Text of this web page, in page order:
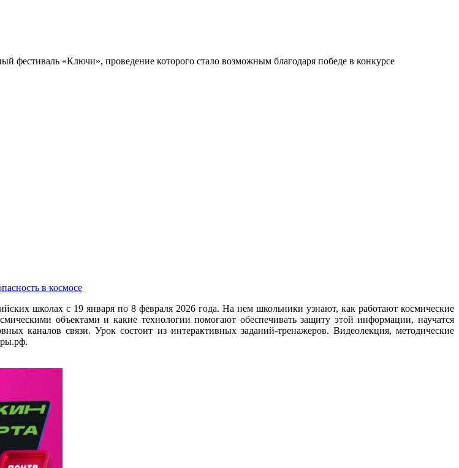
фестиваль «Ключи», проведение которого стало возможным благодаря победе в конкурсе
в космосе
школах с 19 января по 8 февраля 2026 года. На нем школьники узнают, как работают космические
объектами и какие технологии помогают обеспечивать защиту этой информации, научатся
каналов связи. Урок состоит из интерактивных заданий-тренажеров. Видеолекция, методические